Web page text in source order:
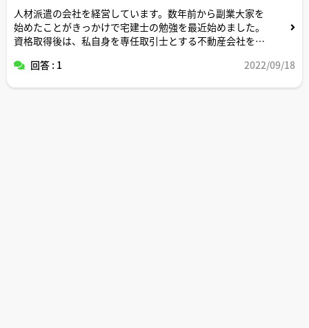
人材派遣の会社を経営しています。数年前から副業大家を
始めたことがきっかけで宅建士の勉強を最近始めました。
資格取得後は、私自身を専任取引士とする不動産会社を今
回答 : 1 2022/09/18